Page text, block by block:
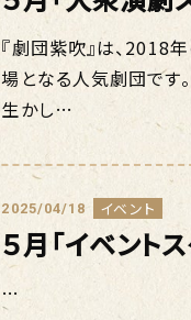
『劇団紫吹』は、2018
場となる人気劇団です
生かし…
2025/04/18 イベント
５月「イベント
…